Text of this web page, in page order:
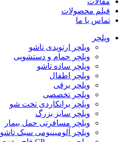
فیلم محصولات
تماس با ما
ویلچر
ویلچر ارتوپدی تاشو
ویلچر حمام و دستشویی
ویلچر ساده تاشو
ویلچر اطفال
ویلچر برقی
ویلچر تخصصی
ویلچر برانکاردی تخت شو
ویلچر سایز بزرگ
ویلچر مسافرتی حمل بیمار
ویلچر آلومینیومی سبک تاشو